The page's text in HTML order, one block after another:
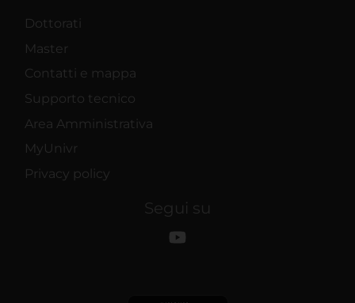
Dottorati
Master
Contatti e mappa
Supporto tecnico
Area Amministrativa
MyUnivr
Privacy policy
Segui su